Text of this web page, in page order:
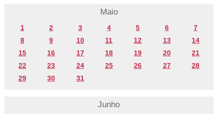
Maio
1 2 3 4 5 6
7
8
9 10 11 12 13
14
15
16 17 18 19 20
21
22
23 24 25 26 27
28
29
30 31
Junho